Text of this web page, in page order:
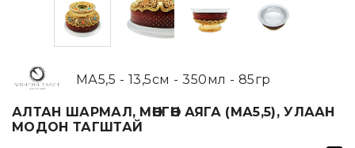
МА5,5 - 13,5см - 350мл - 85гр
АЛТАН ШАРМАЛ, МӨНГӨН АЯГА (МА5,5), УЛААН
МОДОН ТАГШТАЙ